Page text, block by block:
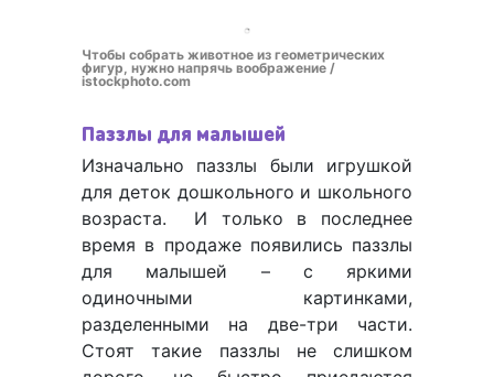
Чтобы собрать животное из геометрических
фигур, нужно напрячь воображение /
istockphoto.com
Паззлы для малышей
Изначально паззлы были игрушкой
для деток дошкольного и школьного
возраста. И только в последнее
время в продаже появились паззлы
для малышей – с яркими
одиночными картинками,
разделенными на две-три части.
Стоят такие паззлы не слишком